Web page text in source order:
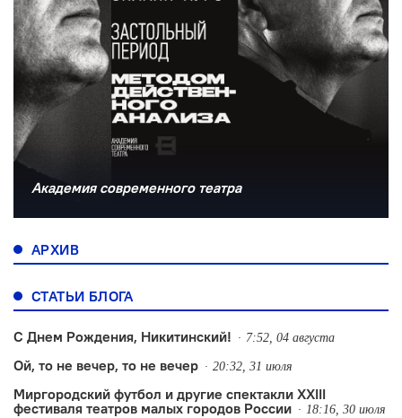
Академия современного театра
АРХИВ
СТАТЬИ БЛОГА
С Днем Рождения, Никитинский! 7:52, 04 августа
Ой, то не вечер, то не вечер 20:32, 31 июля
Миргородский футбол и другие спектакли XXIII
фестиваля театров малых городов России
18:16, 30 июля